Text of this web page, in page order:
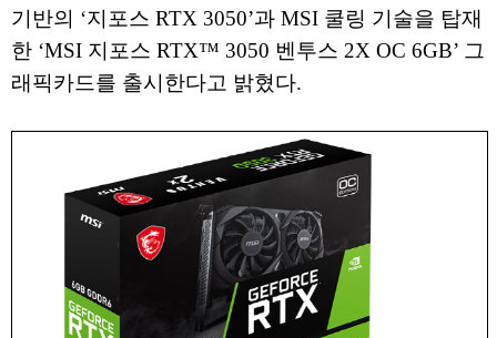
기반의 ‘지포스 RTX 3050’과 MSI 쿨링 기술을 탑재
한 ‘MSI 지포스 RTX™ 3050 벤투스 2X OC 6GB’ 그
래픽카드를 출시한다고 밝혔다.